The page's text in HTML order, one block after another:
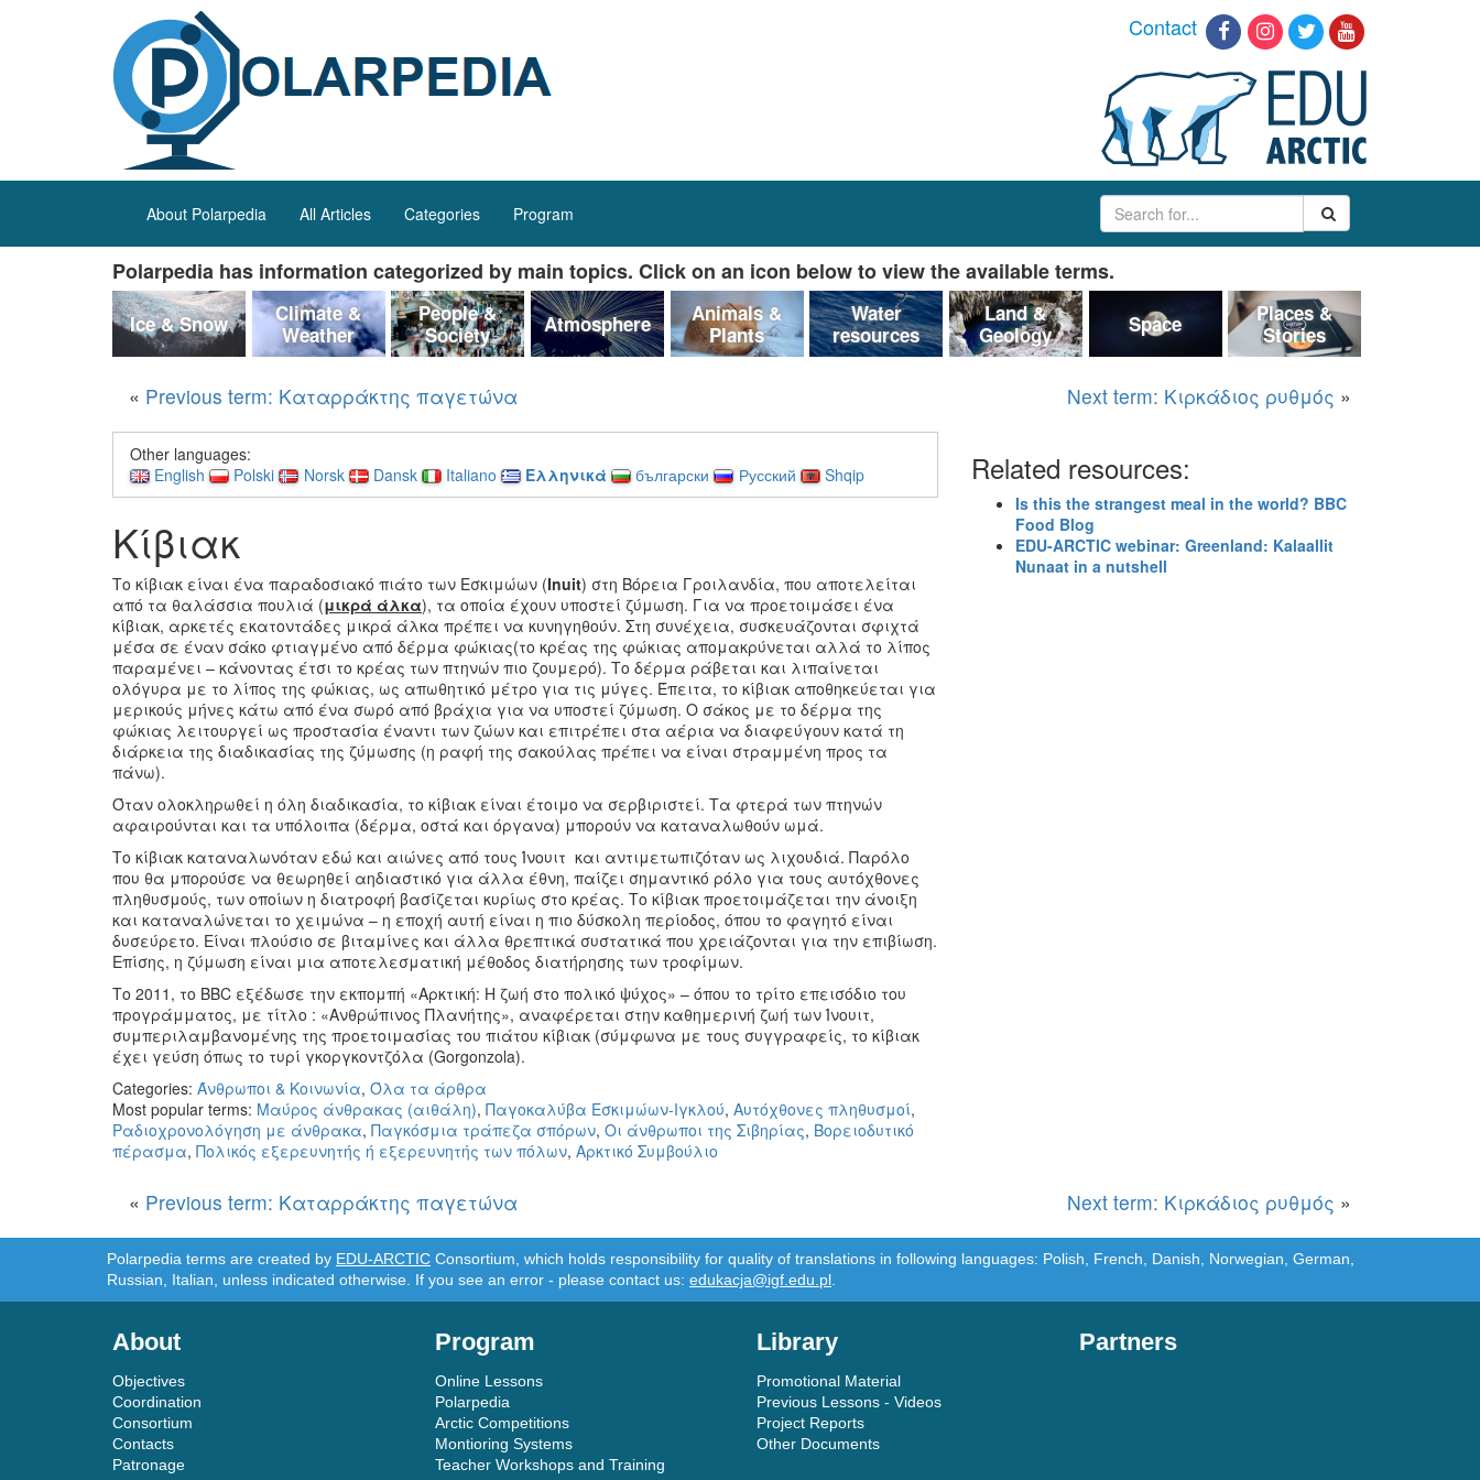
Contact
About Polarpedia All Articles Categories Program
Polarpedia has information categorized by main topics. Click on an icon below to view the available terms.
Ice & Snow
Climate &
Weather
People &
Society
Atmosphere
Animals &
Plants
Water
resources
Land &
Geology
Space
Places &
Stories
« Previous term: Καταρράκτης παγετώνα Next term: Κιρκάδιος ρυθμός »
Other languages:
English
Polski Norsk Dansk Italiano Ελληνικά български Русский Shqip
Κίβιακ
Το κίβιακ είναι ένα παραδοσιακό πιάτο των Εσκιμώων (Inuit) στη Βόρεια Γροιλανδία, που αποτελείται
από τα θαλάσσια πουλιά (μικρά άλκα), τα οποία έχουν υποστεί ζύμωση. Για να προετοιμάσει ένα
κίβιακ, αρκετές εκατοντάδες μικρά άλκα πρέπει να κυνηγηθούν. Στη συνέχεια, συσκευάζονται σφιχτά
μέσα σε έναν σάκο φτιαγμένο από δέρμα φώκιας(το κρέας της φώκιας απομακρύνεται αλλά το λίπος
παραμένει – κάνοντας έτσι το κρέας των πτηνών πιο ζουμερό). Το δέρμα ράβεται και λιπαίνεται
ολόγυρα με το λίπος της φώκιας, ως απωθητικό μέτρο για τις μύγες. Έπειτα, το κίβιακ αποθηκεύεται για
μερικούς μήνες κάτω από ένα σωρό από βράχια για να υποστεί ζύμωση. Ο σάκος με το δέρμα της
φώκιας λειτουργεί ως προστασία έναντι των ζώων και επιτρέπει στα αέρια να διαφεύγουν κατά τη
διάρκεια της διαδικασίας της ζύμωσης (η ραφή της σακούλας πρέπει να είναι στραμμένη προς τα
πάνω).
Όταν ολοκληρωθεί η όλη διαδικασία, το κίβιακ είναι έτοιμο να σερβιριστεί. Τα φτερά των πτηνών
αφαιρούνται και τα υπόλοιπα (δέρμα, οστά και όργανα) μπορούν να καταναλωθούν ωμά.
Το κίβιακ καταναλωνόταν εδώ και αιώνες από τους Ίνουιτ και αντιμετωπιζόταν ως λιχουδιά. Παρόλο
που θα μπορούσε να θεωρηθεί αηδιαστικό για άλλα έθνη, παίζει σημαντικό ρόλο για τους αυτόχθονες
πληθυσμούς, των οποίων η διατροφή βασίζεται κυρίως στο κρέας. Το κίβιακ προετοιμάζεται την άνοιξη
και καταναλώνεται το χειμώνα – η εποχή αυτή είναι η πιο δύσκολη περίοδος, όπου το φαγητό είναι
δυσεύρετο. Είναι πλούσιο σε βιταμίνες και άλλα θρεπτικά συστατικά που χρειάζονται για την επιβίωση.
Επίσης, η ζύμωση είναι μια αποτελεσματική μέθοδος διατήρησης των τροφίμων.
Το 2011, το BBC εξέδωσε την εκπομπή «Αρκτική: Η ζωή στο πολικό ψύχος» – όπου το τρίτο επεισόδιο του
προγράμματος, με τίτλο : «Ανθρώπινος Πλανήτης», αναφέρεται στην καθημερινή ζωή των Ίνουιτ,
συμπεριλαμβανομένης της προετοιμασίας του πιάτου κίβιακ (σύμφωνα με τους συγγραφείς, το κίβιακ
έχει γεύση όπως το τυρί γκοργκοντζόλα (Gorgonzola).
Categories: Άνθρωποι & Κοινωνία, Όλα τα άρθρα
Most popular terms: Μαύρος άνθρακας (αιθάλη), Παγοκαλύβα Εσκιμώων-Ιγκλού, Αυτόχθονες πληθυσμοί,
Ραδιοχρονολόγηση με άνθρακα, Παγκόσμια τράπεζα σπόρων, Οι άνθρωποι της Σιβηρίας, Βορειοδυτικό
πέρασμα, Πολικός εξερευνητής ή εξερευνητής των πόλων, Αρκτικό Συμβούλιο
Related resources:
Is this the strangest meal in the world? BBC
Food Blog
EDU-ARCTIC webinar: Greenland: Kalaallit
Nunaat in a nutshell
« Previous term: Καταρράκτης παγετώνα Next term: Κιρκάδιος ρυθμός »
Polarpedia terms are created by EDU-ARCTIC Consortium, which holds responsibility for quality of translations in following languages: Polish, French, Danish, Norwegian, German,
Russian, Italian, unless indicated otherwise. If you see an error - please contact us: edukacja@igf.edu.pl
About
Objectives
Coordination
Consortium
Contacts
Patronage
Program
Online Lessons
Polarpedia
Arctic Competitions
Montioring Systems
Teacher Workshops and Training
Library
Promotional Material
Previous Lessons - Videos
Project Reports
Other Documents
Partners